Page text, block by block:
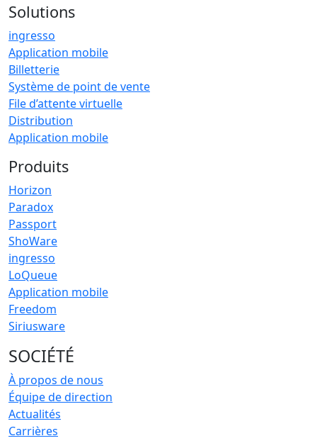
Solutions
ingresso
Application mobile
Billetterie
Système de point de vente
File d’attente virtuelle
Distribution
Application mobile
Produits
Horizon
Paradox
Passport
ShoWare
ingresso
LoQueue
Application mobile
Freedom
Siriusware
SOCIÉTÉ
À propos de nous
Équipe de direction
Actualités
Carrières